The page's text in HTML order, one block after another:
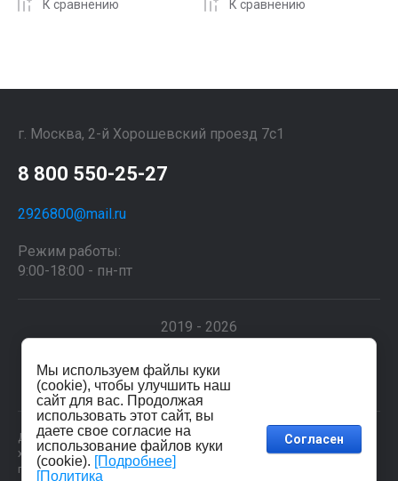
К сравнению К сравнению
г. Москва, 2-й Хорошевский проезд 7с1
8 800 550-25-27
2926800@mail.ru
Режим работы:
9:00-18:00 - пн-пт
2019 - 2026
Мегагрупп.ру
Данные о товарах и услугах, включая цены и технические
характеристики, представленные на сайте, не являются
публичной офертой, определяемой положениями Статьи 437 (2)
Мы используем файлы куки
(cookie), чтобы улучшить наш
сайт для вас. Продолжая
использовать этот сайт, вы
даете свое согласие на
использование файлов куки
(cookie). [Подробнее]
[Политика
Согласен